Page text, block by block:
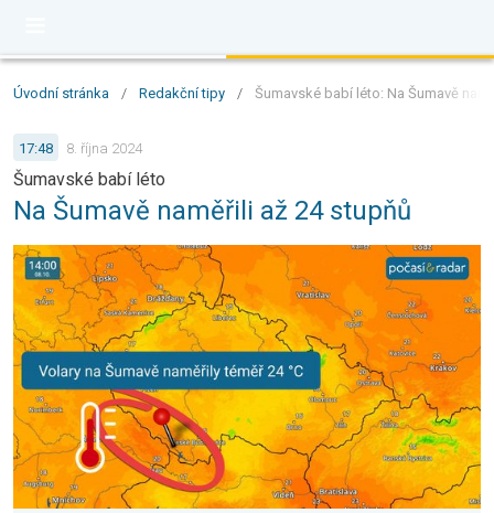
Úvodní stránka / Redakční tipy / Šumavské babí léto: Na Šumavě
17:48 8. října 2024
Šumavské babí léto
Na Šumavě naměřili až 24 stupňů